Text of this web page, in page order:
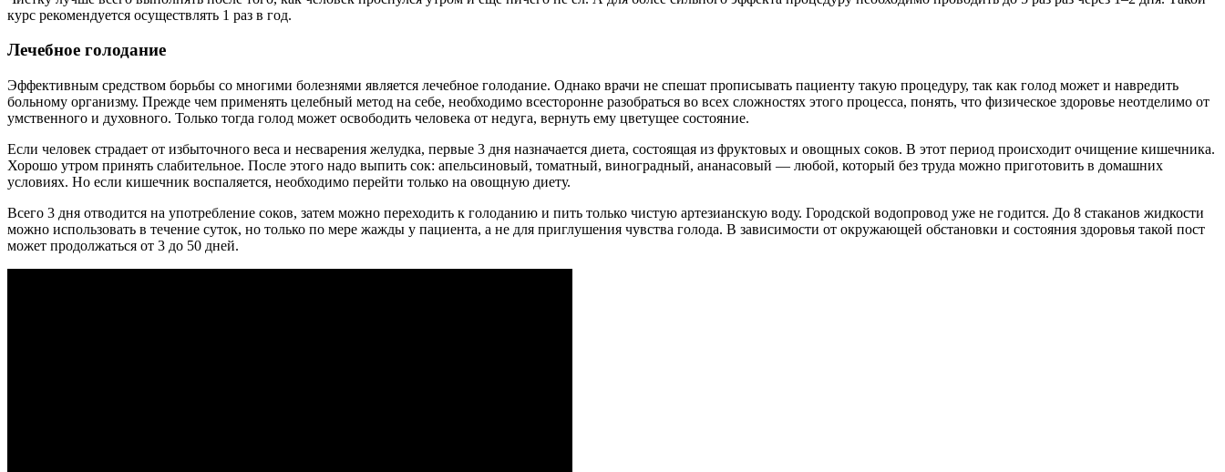
курс рекомендуется осуществлять 1 раз в год.
Лечебное голодание
Эффективным средством борьбы со многими болезнями является лечебное голодание. Однако врачи не спешат прописывать пациенту такую процедуру, так как голод может и навредить
больному организму. Прежде чем применять целебный метод на себе, необходимо всесторонне разобраться во всех сложностях этого процесса, понять, что физическое здоровье неотделимо от
умственного и духовного. Только тогда голод может освободить человека от недуга, вернуть ему цветущее состояние.
Если человек страдает от избыточного веса и несварения желудка, первые 3 дня назначается диета, состоящая из фруктовых и овощных соков. В этот период происходит очищение кишечника.
Хорошо утром принять слабительное. После этого надо выпить сок: апельсиновый, томатный, виноградный, ананасовый — любой, который без труда можно приготовить в домашних
условиях. Но если кишечник воспаляется, необходимо перейти только на овощную диету.
Всего 3 дня отводится на употребление соков, затем можно переходить к голоданию и пить только чистую артезианскую воду. Городской водопровод уже не годится. До 8 стаканов жидкости
можно использовать в течение суток, но только по мере жажды у пациента, а не для приглушения чувства голода. В зависимости от окружающей обстановки и состояния здоровья такой пост
может продолжаться от 3 до 50 дней.